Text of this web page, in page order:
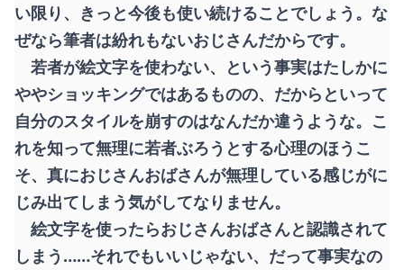
い限り、きっと今後も使い続けることでしょう。な
ぜなら筆者は紛れもないおじさんだからです。
若者が絵文字を使わない、という事実はたしかに
ややショッキングではあるものの、だからといって
自分のスタイルを崩すのはなんだか違うような。こ
れを知って無理に若者ぶろうとする心理のほうこ
そ、真におじさんおばさんが無理している感じがに
じみ出てしまう気がしてなりません。
絵文字を使ったらおじさんおばさんと認識されて
しまう……それでもいいじゃない、だって事実なの